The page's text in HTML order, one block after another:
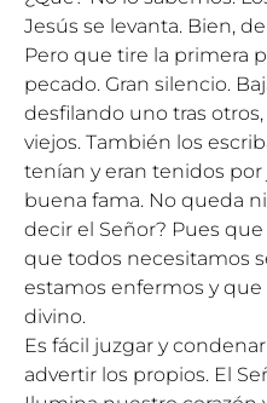
Jesús se levanta. Bien,
Pero que tire la primera
pecado. Gran silencio.
desfilando uno tras
viejos. También los
tenían y eran tenidos por
buena fama. No queda
decir el Señor? Pues
que todos necesitamos
estamos enfermos y
divino.
Es fácil juzgar y
advertir los propios. El